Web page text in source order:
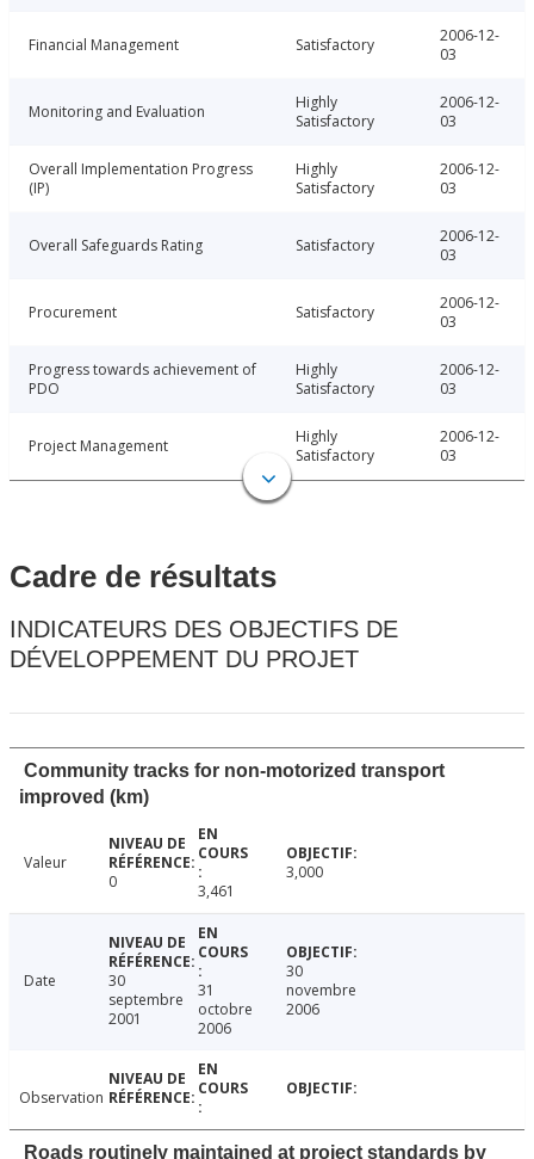
Financial Management Satisfactory
2006-12-
03
Monitoring and Evaluation
Highly
Satisfactory
2006-12-
03
Overall Implementation Progress
(IP)
Highly
Satisfactory
2006-12-
03
Overall Safeguards Rating Satisfactory
2006-12-
03
Procurement Satisfactory
2006-12-
03
Progress towards achievement of
PDO
Highly
Satisfactory
2006-12-
03
Project Management
Highly
Satisfactory
2006-12-
03
Cadre de résultats
INDICATEURS DES OBJECTIFS DE
DÉVELOPPEMENT DU PROJET
Community tracks for non-motorized transport
improved (km)
Valeur
0
3,461
3,000
Date
30
septembre
2001
31
octobre
2006
30
novembre
2006
Observation
Roads routinely maintained at project standards by